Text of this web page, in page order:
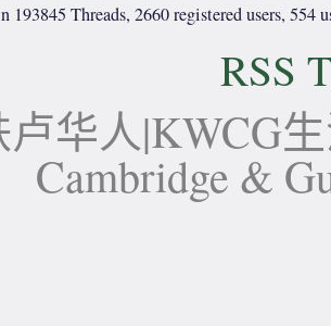
193845 Threads, 2660 registered users, 554
RSS
华人|KWCG
Cambridge &